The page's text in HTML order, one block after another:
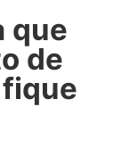
que
de